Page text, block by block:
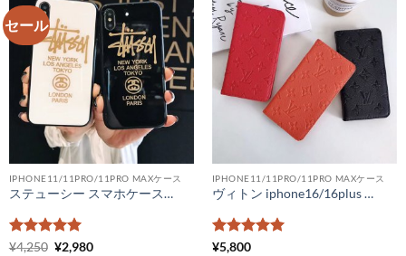
セール
IPHONE11/11PRO/11PRO MAXケース
ステューシー スマホケース iphoneケース xr stussy 激安 iPhone11 pro max ケース ペア iPhonexs max ブランドカバー コピー メンズ ブランド アイフォンケース8 オシャレ
5段階中5の
¥4,250 元
¥2,980現
IPHONE11/11PRO/11PRO MAXケース
ヴィトン iphone16/16plus スマホケース 手帳 モノグラムアンプライト iphone15/15pro カバー ヴィトン フォリオ iphone14/13 iphone12promax ケース レディース メンズ
5段階中
¥5,800